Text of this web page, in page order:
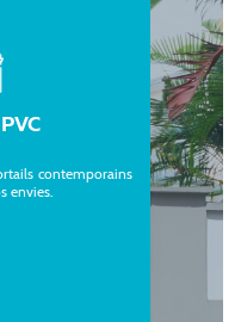
contemporains
envies.